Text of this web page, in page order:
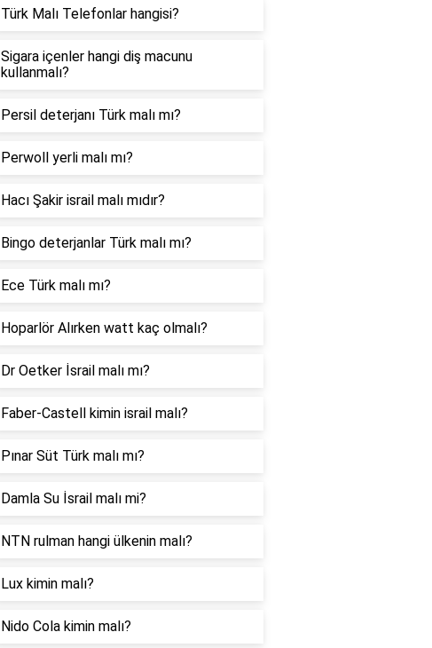
Türk Malı Telefonlar hangisi?
Sigara içenler hangi diş macunu
kullanmalı?
Persil deterjanı Türk malı mı?
Perwoll yerli malı mı?
Hacı Şakir israil malı mıdır?
Bingo deterjanlar Türk malı mı?
Ece Türk malı mı?
Hoparlör Alırken watt kaç olmalı?
Dr Oetker İsrail malı mı?
Faber-Castell kimin israil malı?
Pınar Süt Türk malı mı?
Damla Su İsrail malı mi?
NTN rulman hangi ülkenin malı?
Lux kimin malı?
Nido Cola kimin malı?